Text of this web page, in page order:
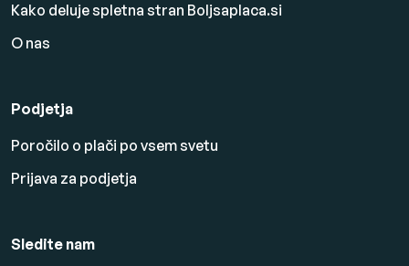
Kako deluje spletna stran Boljsaplaca.si
O nas
Podjetja
Poročilo o plači po vsem svetu
Prijava za podjetja
Sledite nam